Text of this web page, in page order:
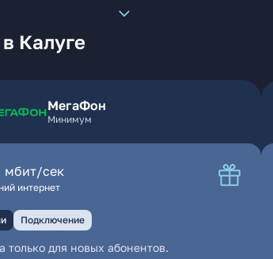
Калуге
МегаФон
Минимум
мбит/сек
интернет
Подключение
только для новых абонентов.